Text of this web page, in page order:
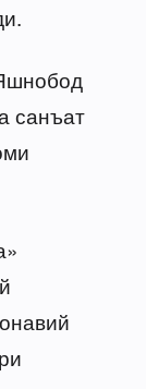
санъат